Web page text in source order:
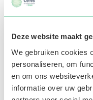
Deze website maakt
We gebruiken cookies
personaliseren, om
en om ons
informatie over uw
Hbo werk- en
een vergelijkbare
Minimaal 4 jaar
motivatie en
graag van je.
Ervaring met
kennis van ERP,